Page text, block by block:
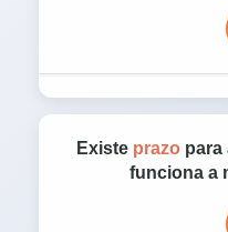
O inventário é o
a herança. Ele
transferir
isso, o
Existe prazo para
funciona a